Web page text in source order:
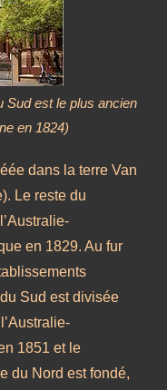
Sud est le plus ancien
en 1824)
dans la terre Van
Le reste du
en 1829. Au fur
Sud est divisée
1851 et le
du Nord est fondé,